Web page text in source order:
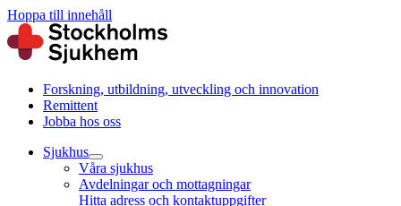
Hoppa till innehåll
Forskning, utbildning, utveckling och innovation
Remittent
Jobba hos oss
Sjukhus
Våra sjukhus
Avdelningar och mottagningar
Hitta adress och kontaktuppgifter